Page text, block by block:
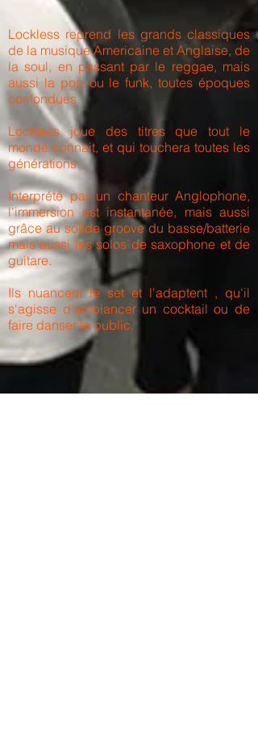
Lockless reprend les grands classiques
de la musique Americaine et Anglaise, de
la soul, en passant par le reggae, mais
aussi la pop ou le funk, toutes époques
confondues.
Lockless joue des titres que tout le
monde connait, et qui touchera toutes les
générations.
Interprété par un chanteur Anglophone,
l'immersion est instantanée, mais aussi
grâce au solide groove du basse/batterie
mais aussi les solos de saxophone et de
guitare.
Ils nuancent le set et l'adaptent , qu'il
s'agisse d'ambiancer un cocktail ou de
faire danser le public.